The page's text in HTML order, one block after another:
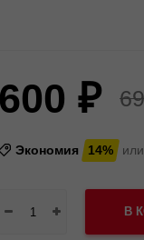
600 ₽
Экономия 14% или
В